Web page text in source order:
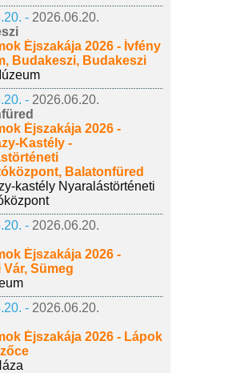
- 2026.06.20.
Éjszakája 2026 - Ívfény
Budakeszi, Budakeszi
- 2026.06.20.
Éjszakája 2026 -
Kastély -
Balatonfüred
kastély Nyaralástörténeti
- 2026.06.20.
Éjszakája 2026 -
Sümeg
- 2026.06.20.
Éjszakája 2026 - Lápok